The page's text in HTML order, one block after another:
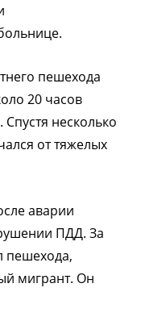
пешехода
20 часов
несколько
от тяжелых
аварии
ПДД. За
пешехода,
мигрант. Он